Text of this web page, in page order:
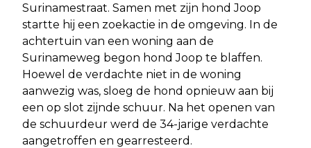
Surinamestraat. Samen met zijn hond Joop
startte hij een zoekactie in de omgeving. In de
achtertuin van een woning aan de
Surinameweg begon hond Joop te blaffen.
Hoewel de verdachte niet in de woning
aanwezig was, sloeg de hond opnieuw aan bij
een op slot zijnde schuur. Na het openen van
de schuurdeur werd de 34-jarige verdachte
aangetroffen en gearresteerd.